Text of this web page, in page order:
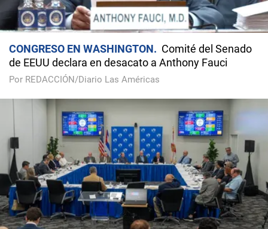
CONGRESO EN WASHINGTON
Comité del Senado
de EEUU declara en desacato a Anthony Fauci
Por REDACCIÓN/Diario Las Américas